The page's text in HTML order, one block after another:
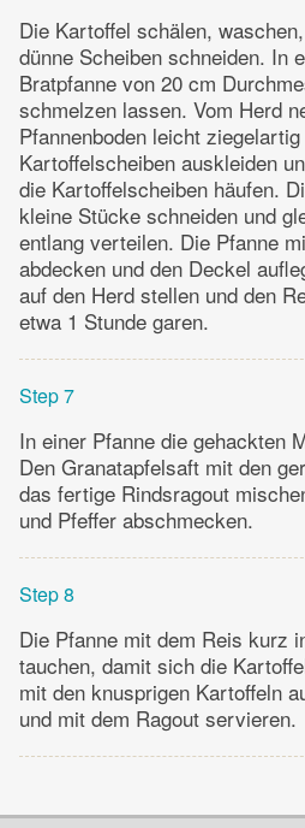
Die Kartoffel schälen,
dünne Scheiben schneiden. In
Bratpfanne von 20 cm
schmelzen lassen. Vom Herd
Pfannenboden leicht
Kartoffelscheiben auskleiden
die Kartoffelscheiben häufen.
kleine Stücke schneiden und
entlang verteilen. Die Pfanne
abdecken und den Deckel
auf den Herd stellen und den
etwa 1 Stunde garen.
Step 7
In einer Pfanne die gehackten
Den Granatapfelsaft mit den
das fertige Rindsragout
und Pfeffer abschmecken.
Step 8
Die Pfanne mit dem Reis kurz
tauchen, damit sich die
mit den knusprigen Kartoffeln
und mit dem Ragout servieren.